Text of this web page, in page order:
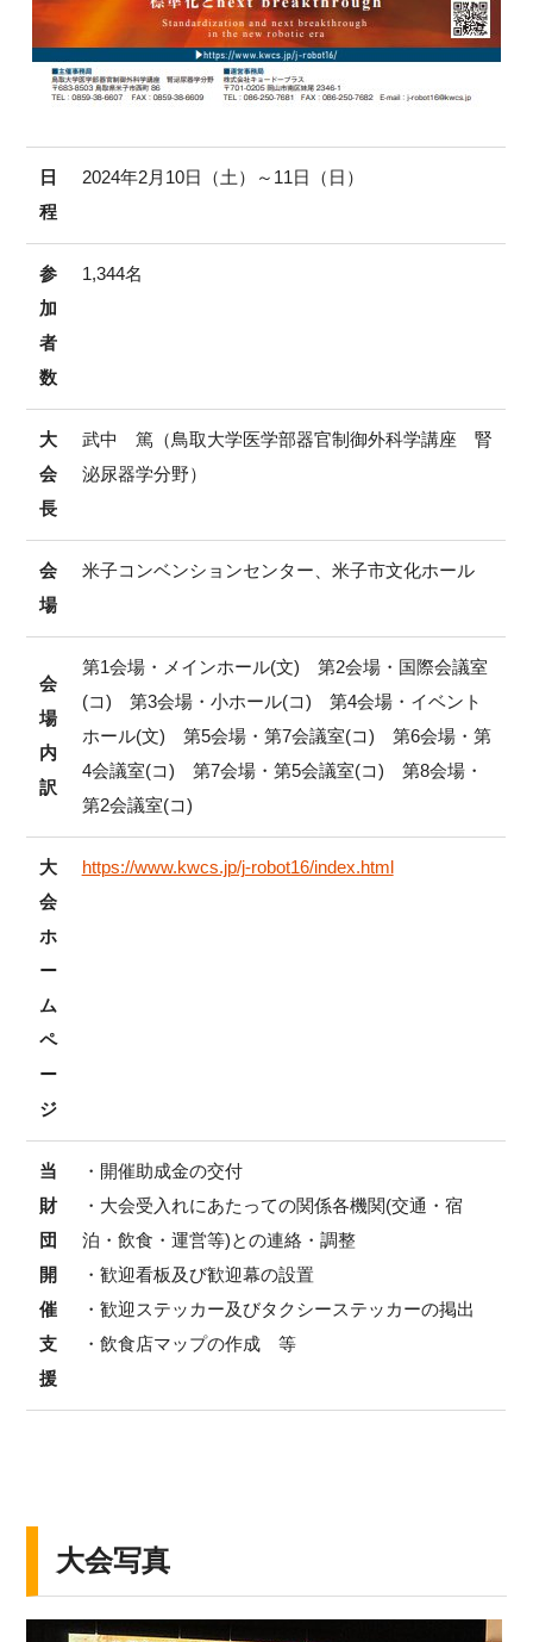
日
程
2024年2月10日（土）～11日（日）
参
加
者
数
1,344名
大
会
長
武中 篤（鳥取大学医学部器官制御外科学講座 腎
泌尿器学分野）
会
場
米子コンベンションセンター、米子市文化ホール
会
場
内
訳
第1会場・メインホール(文) 第2会場・国際会議室
(コ) 第3会場・小ホール(コ) 第4会場・イベント
ホール(文) 第5会場・第7会議室(コ) 第6会場・第
4会議室(コ) 第7会場・第5会議室(コ) 第8会場・
第2会議室(コ)
大
会
ホ
ー
ム
ペ
ー
ジ
https://www.kwcs.jp/j-robot16/index.html
当
財
団
開
催
支
援
・開催助成金の交付
・大会受入れにあたっての関係各機関(交通・宿
泊・飲食・運営等)との連絡・調整
・歓迎看板及び歓迎幕の設置
・歓迎ステッカー及びタクシーステッカーの掲出
・飲食店マップの作成 等
大会写真